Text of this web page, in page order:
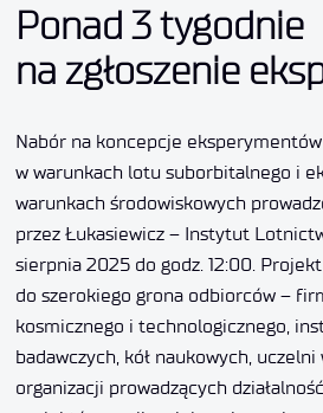
Ponad 3 tygodnie
na zgłoszenie
Nabór na koncepcje
w warunkach lotu suborbitalnego i
warunkach środowiskowych
przez Łukasiewicz – Instytut
sierpnia 2025 do godz. 12:00.
do szerokiego grona odbiorców –
kosmicznego i technologicznego,
badawczych, kół naukowych,
organizacji prowadzących